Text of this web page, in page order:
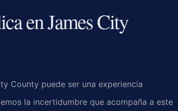
en James City
County puede ser una experiencia
la incertidumbre que acompaña a este